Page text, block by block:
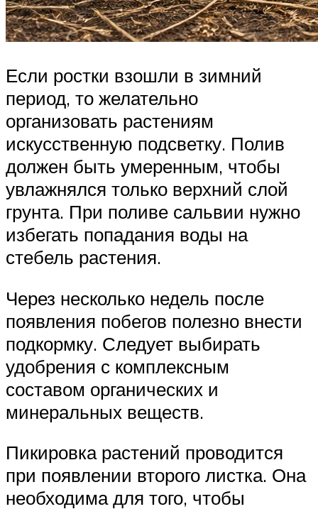
Если ростки взошли в зимний
период, то желательно
организовать растениям
искусственную подсветку. Полив
должен быть умеренным, чтобы
увлажнялся только верхний слой
грунта. При поливе сальвии нужно
избегать попадания воды на
стебель растения.
Через несколько недель после
появления побегов полезно внести
подкормку. Следует выбирать
удобрения с комплексным
составом органических и
минеральных веществ.
Пикировка растений проводится
при появлении второго листка. Она
необходима для того, чтобы